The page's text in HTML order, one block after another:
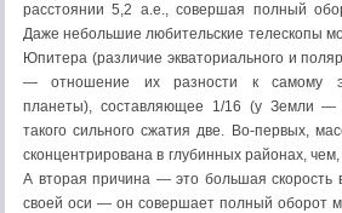
расстоянии 5,2 а.е., совершая полный
Даже небольшие любительские телескопы
Юпитера (различие экваториального и
— отношение их разности к самому
планеты), составляющее 1/16 (у Земли —
такого сильного сжатия две. Во-первых,
сконцентрирована в глубинных районах,
А вторая причина — это большая скорость
своей оси — он совершает полный оборот